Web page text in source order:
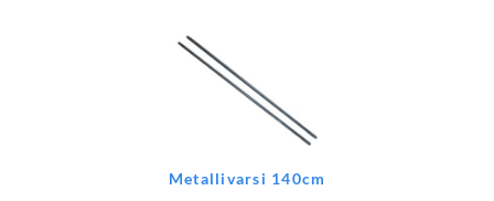
Metallivarsi 140cm